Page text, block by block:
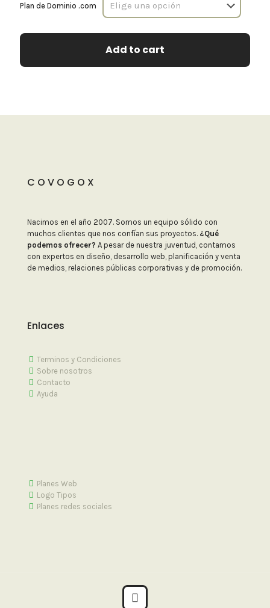
Plan de Dominio .com
Add to cart
C O V O G O X
Nacimos en el año 2007. Somos un equipo sólido con
muchos clientes que nos confían sus proyectos. ¿Qué
podemos ofrecer? A pesar de nuestra juventud, contamos
con expertos en diseño, desarrollo web, planificación y venta
de medios, relaciones públicas corporativas y de promoción.
Enlaces
Terminos y Condiciones
Sobre nosotros
Contacto
Ayuda
Planes Web
Logo Tipos
Planes redes sociales